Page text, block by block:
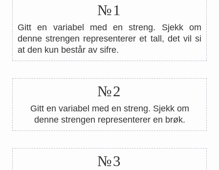
№1
Gitt en variabel med en streng. Sjekk om
denne strengen representerer et tall, det vil si
at den kun består av sifre.
№2
Gitt en variabel med en streng. Sjekk om
denne strengen representerer en brøk.
№3